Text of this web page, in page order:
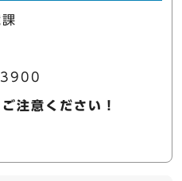
3900
注意ください！